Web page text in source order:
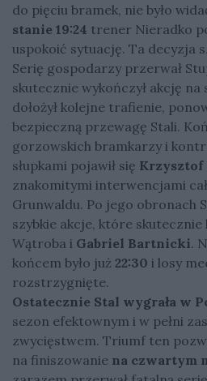
do pięciu bramek, nie było
stanie 19:24 trener Nieradko
uspokoić sytuację. Ta decyzja
Serię gospodarzy przerwał
skutecznie wykończył akcję
dołożył kolejne trafienie,
bezpieczną przewagę Stali.
gorzowskich bramkarzy i
słupkami pojawił się
znakomitymi interwencjami
Grunwaldu. Po jego obronach
szybkie akcje, które skutecznie
Wątroba i Gabriel Bartnicki.
końcem było już 22:30 i losy
rozstrzygnięte.
Ostatecznie Stal wygrała w
sezon efektownym i w pełni
zwycięstwem. Triumf ten
na finiszowanie na czwartym